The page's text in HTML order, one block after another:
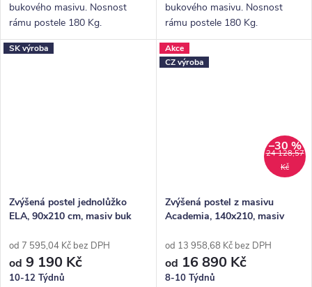
bukového masivu. Nosnost
rámu postele 180 Kg.
Povrchová úprava lakem. Pevná
dřevěná lišta pro rošty.
bukového masivu. Nosnost
rámu postele 180 Kg.
Povrchová úprava lakem. Pevná
dřevěná lišta pro rošty.
SK výroba
Zvýšená postel jednolůžko
ELA, 90x210 cm, masiv buk
od 7 595,04 Kč bez DPH
od 9 190 Kč
10-12 Týdnů
Akce
CZ výroba
24 128,57
Kč
–30 %
Zvýšená postel z masivu
Academia, 140x210, masiv
od 13 958,68 Kč bez DPH
od 16 890 Kč
8-10 Týdnů